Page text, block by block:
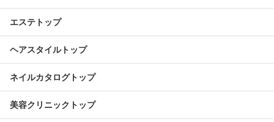
エステトップ
ヘアスタイルトップ
ネイルカタログトップ
美容クリニックトップ